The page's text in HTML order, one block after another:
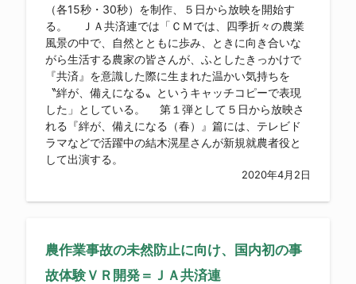
（各15秒・30秒）を制作、５日から放映を開始す
る。 ＪＡ共済連では「ＣＭでは、四季折々の農業
風景の中で、自然とともに歩み、ときに向き合いな
がら生活する農家の皆さんが、ふとしたきっかけで
『共済』を意識した際に生まれた温かい気持ちを
〝絆が、備えになる〟というキャッチコピーで表現
した」としている。 第１弾として５日から放映さ
れる『絆が、備えになる（春）』篇には、テレビド
ラマなどで活躍中の結木滉星さんが新規就農者役と
して出演する。
2020年4月2日
農作業事故の未然防止に向け、国内初の事
故体験ＶＲ開発＝ＪＡ共済連